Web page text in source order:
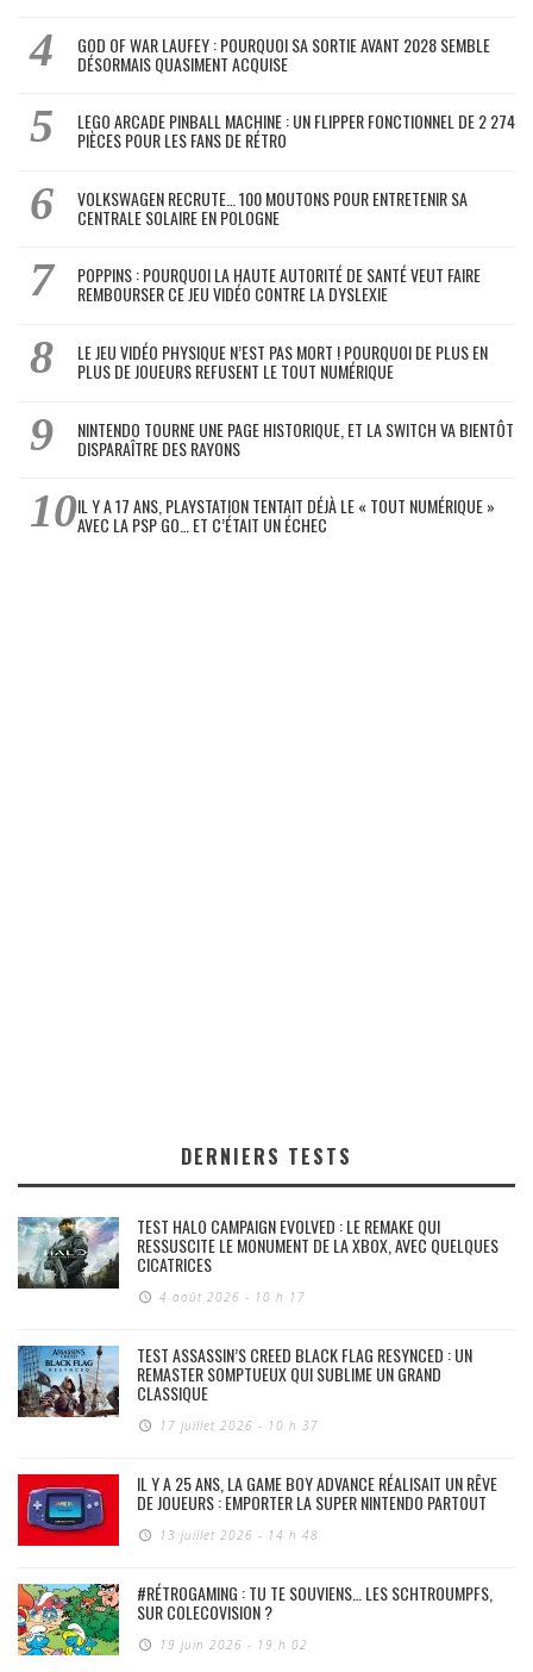
GOD OF WAR LAUFEY : POURQUOI SA SORTIE AVANT 2028 SEMBLE
DÉSORMAIS QUASIMENT ACQUISE
LEGO ARCADE PINBALL MACHINE : UN FLIPPER FONCTIONNEL DE 2 274
PIÈCES POUR LES FANS DE RÉTRO
VOLKSWAGEN RECRUTE… 100 MOUTONS POUR ENTRETENIR SA
CENTRALE SOLAIRE EN POLOGNE
POPPINS : POURQUOI LA HAUTE AUTORITÉ DE SANTÉ VEUT FAIRE
REMBOURSER CE JEU VIDÉO CONTRE LA DYSLEXIE
LE JEU VIDÉO PHYSIQUE N’EST PAS MORT ! POURQUOI DE PLUS EN
PLUS DE JOUEURS REFUSENT LE TOUT NUMÉRIQUE
NINTENDO TOURNE UNE PAGE HISTORIQUE, ET LA SWITCH VA BIENTÔT
DISPARAÎTRE DES RAYONS
IL Y A 17 ANS, PLAYSTATION TENTAIT DÉJÀ LE « TOUT NUMÉRIQUE »
AVEC LA PSP GO… ET C’ÉTAIT UN ÉCHEC
DERNIERS TESTS
TEST HALO CAMPAIGN EVOLVED : LE REMAKE QUI
RESSUSCITE LE MONUMENT DE LA XBOX, AVEC QUELQUES
CICATRICES
4 août 2026 - 10 h 17
TEST ASSASSIN’S CREED BLACK FLAG RESYNCED : UN
REMASTER SOMPTUEUX QUI SUBLIME UN GRAND
CLASSIQUE
17 juillet 2026 - 10 h 37
IL Y A 25 ANS, LA GAME BOY ADVANCE RÉALISAIT UN RÊVE
DE JOUEURS : EMPORTER LA SUPER NINTENDO PARTOUT
13 juillet 2026 - 14 h 48
#RÉTROGAMING : TU TE SOUVIENS… LES SCHTROUMPFS,
SUR COLECOVISION ?
19 juin 2026 - 19 h 02